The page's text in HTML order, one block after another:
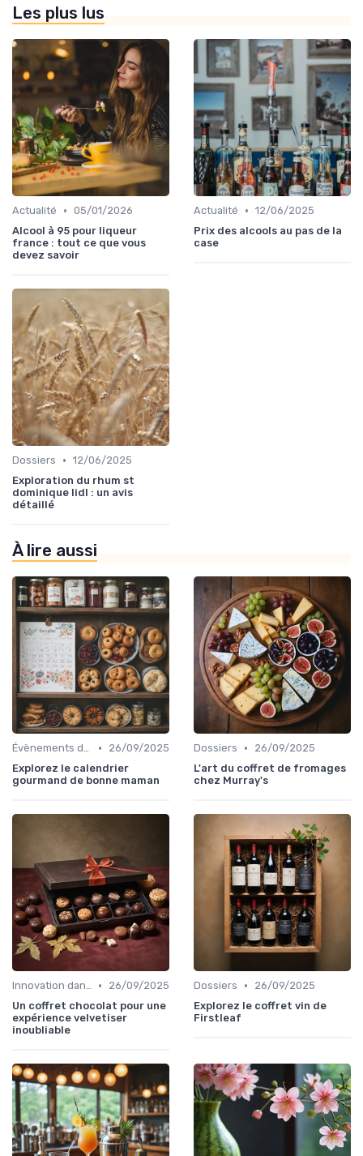
Les plus lus
Actualité • 05/01/2026
Alcool à 95 pour liqueur
france : tout ce que vous
devez savoir
Actualité • 12/06/2025
Prix des alcools au pas de la
case
Dossiers • 12/06/2025
Exploration du rhum st
dominique lidl : un avis
détaillé
À lire aussi
Évènements dans la food •
26/09/2025
Explorez le calendrier
gourmand de bonne maman
Dossiers •
26/09/2025
L'art du coffret de fromages
chez Murray's
Innovation dans la food •
26/09/2025
Un coffret chocolat pour une
expérience velvetiser
inoubliable
Dossiers •
26/09/2025
Explorez le coffret vin de
Firstleaf